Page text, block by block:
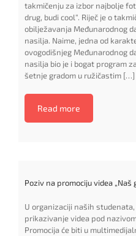
takmičenju za izbor najbolje
drug, budi cool“. Riječ je o
obilježavanja Međunarodnog
nasilja. Naime, jedna od
ovogodišnjeg Međunarodnog
nasilja bio je i bogat program
šetnje gradom u ružičastim […]
Read more
Poziv na promociju videa „Naš
U organizaciji naših
prikazivanje videa pod
Promocija će biti u